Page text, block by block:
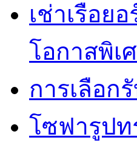
เช่าเรือย
โอกาสพิเ
การเลือก
โซฟารูปท